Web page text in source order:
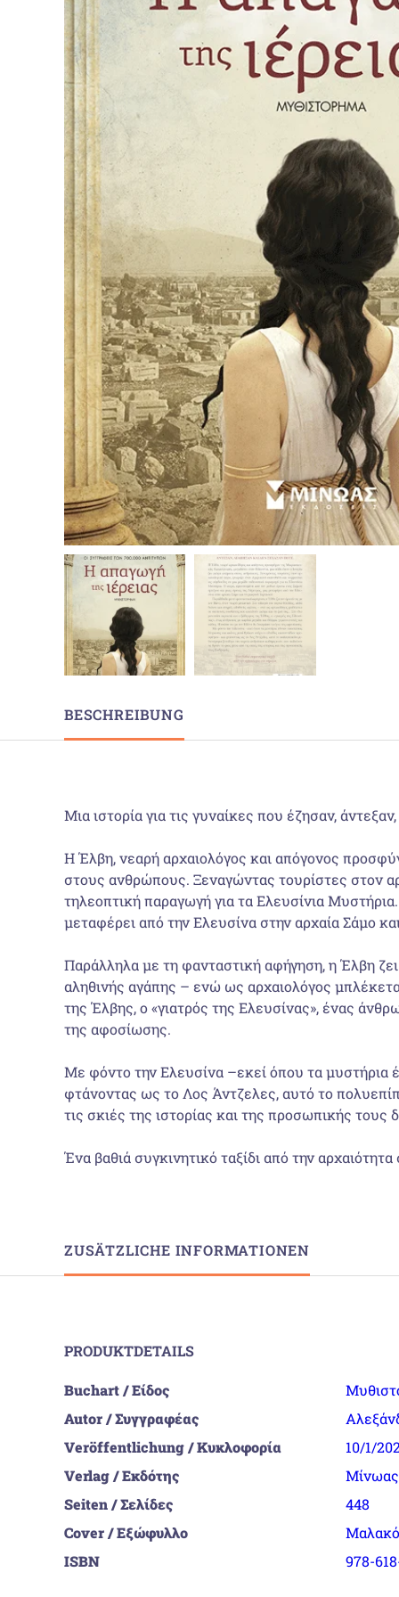
BESCHREIBUNG
Μια ιστορία για τις γυναίκες που έζησαν,
Η Έλβη, νεαρή αρχαιολόγος και απόγονος
στους ανθρώπους. Ξεναγώντας τουρίστες στον
τηλεοπτική παραγωγή για τα Ελευσίνια
μεταφέρει από την Ελευσίνα στην αρχαία Σάμο
Παράλληλα με τη φανταστική αφήγηση, η Έλβη
αληθινής αγάπης – ενώ ως αρχαιολόγος
της Έλβης, ο «γιατρός της Ελευσίνας», ένας
της αφοσίωσης.
Με φόντο την Ελευσίνα –εκεί όπου τα μυστήρια
φτάνοντας ως το Λος Άντζελες, αυτό το
τις σκιές της ιστορίας και της προσωπικής τους
Ένα βαθιά συγκινητικό ταξίδι από την
ZUSÄTZLICHE INFORMATIONEN
PRODUKTDETAILS
Buchart / Είδος
Autor / Συγγραφέας
Veröffentlichung / Κυκλοφορία
10/1/
Verlag / Εκδότης
Μίνωας
Seiten / Σελίδες
448
Cover / Εξώφυλλο
ISBN
978-